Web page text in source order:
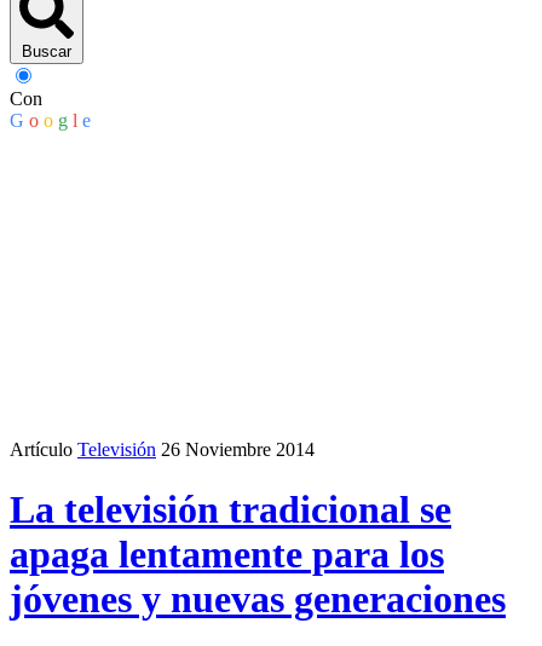
Buscar
Con
G o o g l e
Artículo Televisión 26 Noviembre 2014
La televisión tradicional se
apaga lentamente para los
jóvenes y nuevas generaciones